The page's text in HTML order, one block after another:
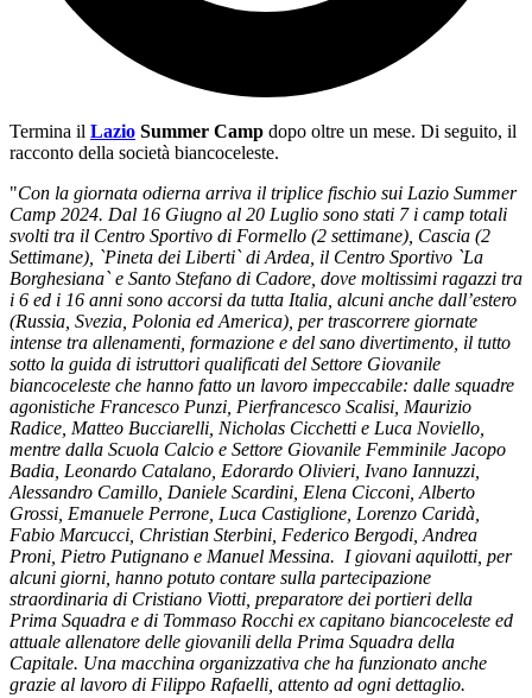
Termina il Lazio Summer Camp dopo oltre un mese. Di seguito, il
racconto della società biancoceleste.
"Con la giornata odierna arriva il triplice fischio sui Lazio Summer
Camp 2024. Dal 16 Giugno al 20 Luglio sono stati 7 i camp totali
svolti tra il Centro Sportivo di Formello (2 settimane), Cascia (2
Settimane), `Pineta dei Liberti` di Ardea, il Centro Sportivo `La
Borghesiana` e Santo Stefano di Cadore, dove moltissimi ragazzi tra
i 6 ed i 16 anni sono accorsi da tutta Italia, alcuni anche dall’estero
(Russia, Svezia, Polonia ed America), per trascorrere giornate
intense tra allenamenti, formazione e del sano divertimento, il tutto
sotto la guida di istruttori qualificati del Settore Giovanile
biancoceleste che hanno fatto un lavoro impeccabile: dalle squadre
agonistiche Francesco Punzi, Pierfrancesco Scalisi, Maurizio
Radice, Matteo Bucciarelli, Nicholas Cicchetti e Luca Noviello,
mentre dalla Scuola Calcio e Settore Giovanile Femminile Jacopo
Badia, Leonardo Catalano, Edorardo Olivieri, Ivano Iannuzzi,
Alessandro Camillo, Daniele Scardini, Elena Cicconi, Alberto
Grossi, Emanuele Perrone, Luca Castiglione, Lorenzo Caridà,
Fabio Marcucci, Christian Sterbini, Federico Bergodi, Andrea
Proni, Pietro Putignano e Manuel Messina. I giovani aquilotti, per
alcuni giorni, hanno potuto contare sulla partecipazione
straordinaria di Cristiano Viotti, preparatore dei portieri della
Prima Squadra e di Tommaso Rocchi ex capitano biancoceleste ed
attuale allenatore delle giovanili della Prima Squadra della
Capitale. Una macchina organizzativa che ha funzionato anche
grazie al lavoro di Filippo Rafaelli, attento ad ogni dettaglio.